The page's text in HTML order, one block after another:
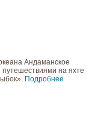
Андаманское
на яхте
Подробнее